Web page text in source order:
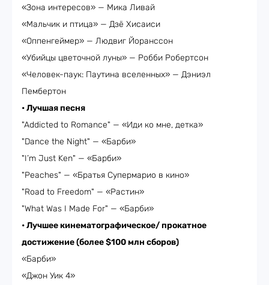
«Зона интересов» — Мика Ливай
«Мальчик и птица» — Дзё Хисаиси
«Оппенгеймер» — Людвиг Йоранссон
«Убийцы цветочной луны» — Робби Робертсон
«Человек-паук: Паутина вселенных» — Дэниэл
Пембертон
• Лучшая песня
"Addicted to Romance" — «Иди ко мне, детка»
"Dance the Night" — «Барби»
"I’m Just Ken" — «Барби»
"Peaches" — «Братья Супермарио в кино»
"Road to Freedom" — «Растин»
"What Was I Made For" — «Барби»
• Лучшее кинематографическое/ прокатное
достижение (более $100 млн сборов)
«Барби»
«Джон Уик 4»